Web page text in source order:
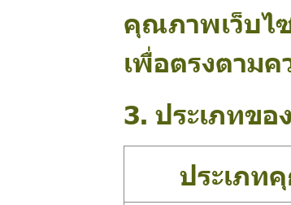
คุณภาพเว็บไ
เพื่อตรงตาม
3. ประเภทข
ประเภท